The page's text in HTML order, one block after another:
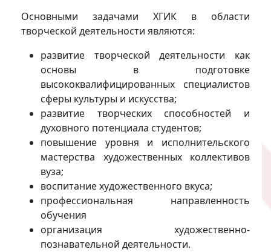
Основными задачами ХГИК в области
творческой деятельности являются:
развитие творческой деятельности как
основы в подготовке
высококвалифицированных специалистов
сферы культуры и искусства;
развитие творческих способностей и
духовного потенциала студентов;
повышение уровня и исполнительского
мастерства художественных коллективов
вуза;
воспитание художественного вкуса;
профессиональная направленность
обучения
организация художественно-
познавательной деятельности.